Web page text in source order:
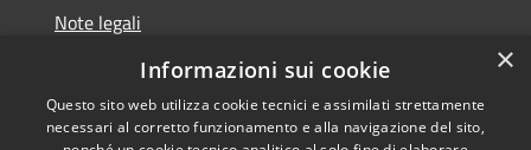
Note legali
Dichiarazione di accessibilità
×
Informazioni sui cookie
Questo sito web utilizza cookie tecnici e assimilati strettamente
necessari al corretto funzionamento e alla navigazione del sito,